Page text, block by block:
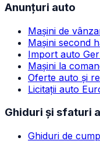
Anunțuri auto
Mașini de
Mașini second
Import auto
Mașini la
Oferte auto și
Licitații auto
Ghiduri și sfaturi
Ghiduri de